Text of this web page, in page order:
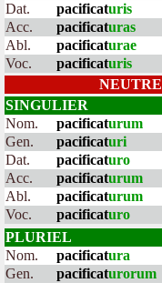
Dat.
pacificaturis
Acc.
pacificaturas
Abl.
pacificaturae
Voc.
pacificaturis
NEUTRE
SINGULIER
Nom.
pacificaturum
Gen.
pacificaturi
Dat.
pacificaturo
Acc.
pacificaturum
Abl.
pacificaturum
Voc.
pacificaturo
PLURIEL
Nom.
pacificatura
Gen.
pacificaturorum